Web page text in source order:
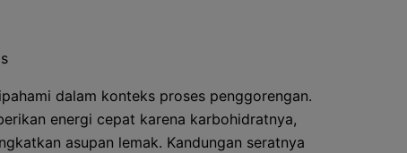
dalam konteks proses penggorengan.
energi cepat karena karbohidratnya,
asupan lemak. Kandungan seratnya